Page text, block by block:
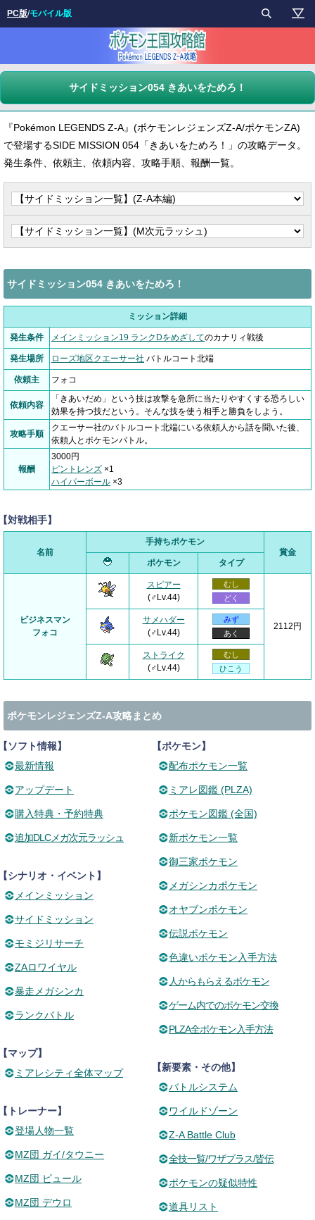
サイドミッション054 きあいをためろ！
『Pokémon LEGENDS Z-A』(ポケモンレジェンズZ-A/ポケモンZA)
で登場するSIDE MISSION 054「きあいをためろ！」の攻略データ。
発生条件、依頼主、依頼内容、攻略手順、報酬一覧。
サイドミッション054 きあいをためろ！
ミッション詳細
発生条件 メインミッション19 ランクDをめざしてのカナリィ戦後
発生場所 ローズ地区クエーサー社 バトルコート北端
依頼主 フォコ
依頼内容
「きあいだめ」という技は攻撃を急所に当たりやすくする恐ろしい
効果を持つ技だという。そんな技を使う相手と勝負をしよう。
攻略手順
クエーサー社のバトルコート北端にいる依頼人から話を聞いた後、
依頼人とポケモンバトル。
報酬
3000円
ピントレンズ ×1
ハイパーボール ×3
対戦相手】
名前
手持ちポケモン
賞金
ポケモン
タイプ
ビジネスマン
フォコ
スピアー
(♂Lv.44)
むし
どく
2112円
サメハダー
(♂Lv.44)
みず
あく
ストライク
(♂Lv.44)
むし
ひこう
ポケモンレジェンズZ-A攻略まとめ
ソフト情報】
最新情報
アップデート
購入特典・予約特典
追加DLCメガ次元ラッシュ
シナリオ・イベント】
メインミッション
サイドミッション
モミジリサーチ
ZAロワイヤル
暴走メガシンカ
ランクバトル
マップ】
ミアレシティ全体マップ
トレーナー】
登場人物一覧
MZ団 ガイ/タウニー
MZ団 ピュール
MZ団 デウロ
【ポケモン】
配布ポケモン一覧
ミアレ図鑑 (PLZA)
ポケモン図鑑 (全国)
新ポケモン一覧
御三家ポケモン
メガシンカポケモン
オヤブンポケモン
伝説ポケモン
色違いポケモン入手方法
人からもらえるポケモン
ゲーム内でのポケモン交換
PLZA全ポケモン入手方法
【新要素・その他】
バトルシステム
ワイルドゾーン
Z-A Battle Club
全技一覧/ワザプラス/皆伝
ポケモンの疑似特性
道具リスト
PC版/モバイル版